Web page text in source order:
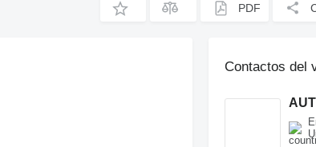
PDF
Contactos del